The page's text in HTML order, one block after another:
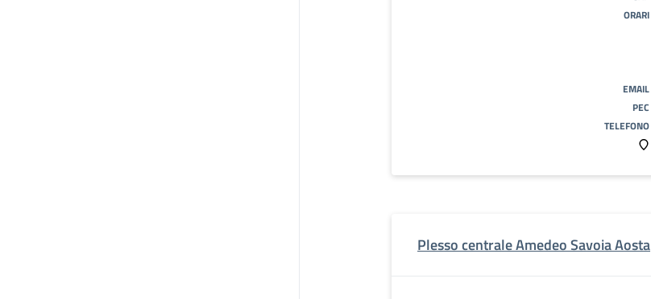
ORARI
EMAIL
PEC
TELEFONO
Plesso centrale Amedeo Savoia Aosta